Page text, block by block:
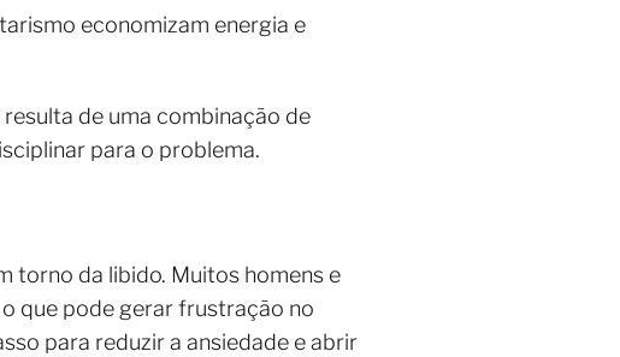
economizam energia e
de uma combinação de
para o problema.
torno da libido. Muitos homens e
que pode gerar frustração no
para reduzir a ansiedade e abrir